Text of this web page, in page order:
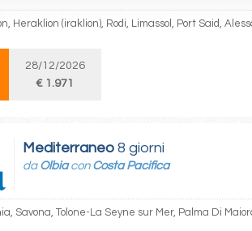
Heraklion (iraklion), Rodi, Limassol, Port Said,
28/12/2026
€ 1.971
Mediterraneo 8 giorni
da Olbiacon Costa Pacifica
Savona, Tolone-La Seyne sur Mer, Palma Di